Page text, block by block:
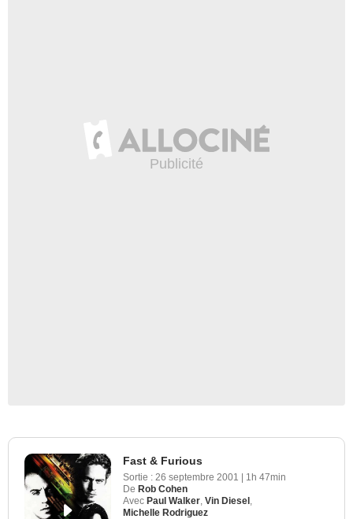
Fast & Furious
Sortie : 26 septembre 2001
1h 47min
De Rob Cohen
Avec Paul Walker, Vin Diesel ,
Michelle Rodriguez